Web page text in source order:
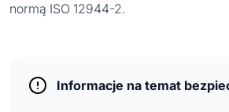
normą ISO 12944-2.
Informacje na temat